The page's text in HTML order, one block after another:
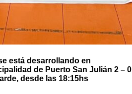
está desarrollando en
de Puerto San Julián 2 – 0
desde las 18:15hs